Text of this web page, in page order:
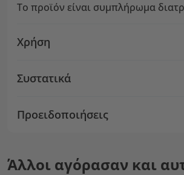
Το προϊόν είναι συμπλήρωμα
Χρήση
Συστατικά
Προειδοποιήσεις
Άλλοι αγόρασαν και